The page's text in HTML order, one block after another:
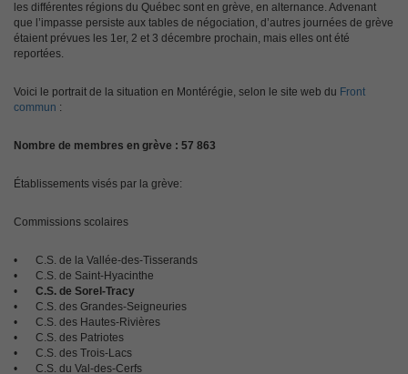
les différentes régions du Québec sont en grève, en alternance. Advenant
que l’impasse persiste aux tables de négociation, d’autres journées de grève
étaient prévues les 1er, 2 et 3 décembre prochain, mais elles ont été
reportées.
Voici le portrait de la situation en Montérégie, selon le site web du Front
commun :
Nombre de membres en grève : 57 863
Établissements visés par la grève:
Commissions scolaires
•
C.S. de la Vallée-des-Tisserands
•
C.S. de Saint-Hyacinthe
•
C.S. de Sorel-Tracy
•
C.S. des Grandes-Seigneuries
•
C.S. des Hautes-Rivières
•
C.S. des Patriotes
•
C.S. des Trois-Lacs
•
C.S. du Val-des-Cerfs